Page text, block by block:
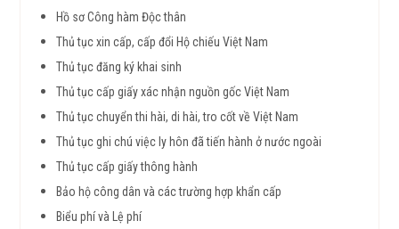
Hồ sơ Công hàm Độc thân
Thủ tục xin cấp, cấp đổi Hộ chiếu Việt Nam
Thủ tục đăng ký khai sinh
Thủ tục cấp giấy xác nhận nguồn gốc Việt Nam
Thủ tục chuyển thi hài, di hài, tro cốt về Việt Nam
Thủ tục ghi chú việc ly hôn đã tiến hành ở nước ngoài
Thủ tục cấp giấy thông hành
Bảo hộ công dân và các trường hợp khẩn cấp
Biểu phí và Lệ phí